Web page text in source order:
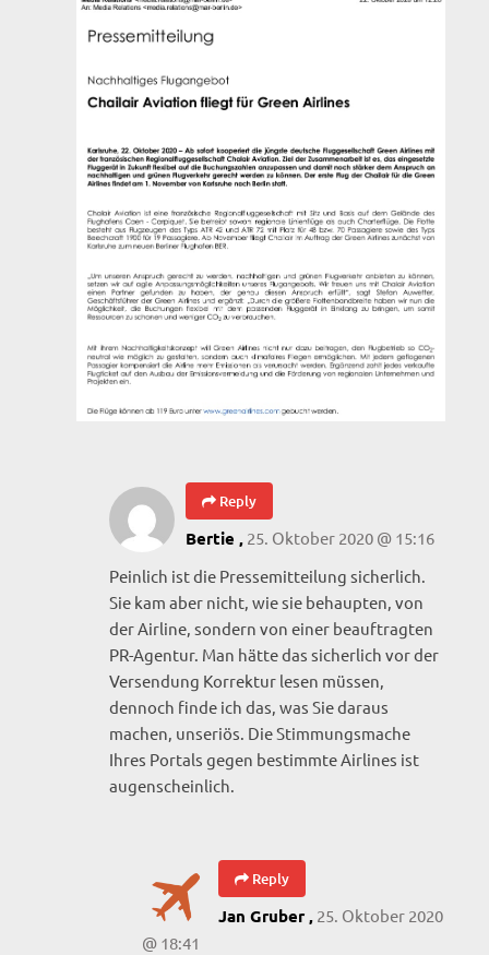
Reply
Bertie , 25. Oktober 2020 @ 15:16
Peinlich ist die Pressemitteilung sicherlich.
Sie kam aber nicht, wie sie behaupten, von
der Airline, sondern von einer beauftragten
PR-Agentur. Man hätte das sicherlich vor der
Versendung Korrektur lesen müssen,
dennoch finde ich das, was Sie daraus
machen, unseriös. Die Stimmungsmache
Ihres Portals gegen bestimmte Airlines ist
augenscheinlich.
Reply
Jan Gruber , 25. Oktober 2020
@ 18:41